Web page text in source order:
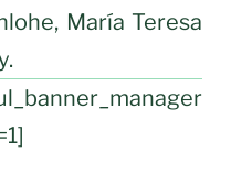
María Teresa